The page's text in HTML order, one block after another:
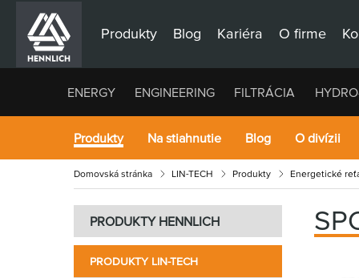
Produkty Blog Kariéra O firme
ENERGY ENGINEERING FILTRÁCIA
Produkty Na stiahnutie Blog O divízii
Domovská stránka LIN-TECH Produkty Energetické
PRODUKTY HENNLICH
PRODUKTY LIN-TECH